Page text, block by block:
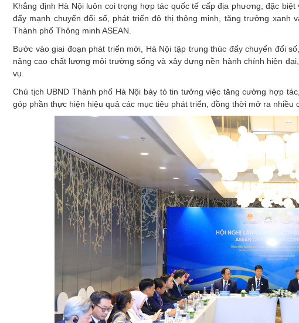
Khẳng định Hà Nội luôn coi trọng hợp tác quốc tế cấp địa phương, đặc
đẩy mạnh chuyển đổi số, phát triển đô thị thông minh, tăng trưởng
Thành phố Thông minh ASEAN.
Bước vào giai đoạn phát triển mới, Hà Nội tập trung thúc đẩy chuyển đổi
nâng cao chất lượng môi trường sống và xây dựng nền hành chính hiện
vụ.
Chủ tịch UBND Thành phố Hà Nội bày tỏ tin tưởng việc tăng cường hợp
góp phần thực hiện hiệu quả các mục tiêu phát triển, đồng thời mở ra nhiều